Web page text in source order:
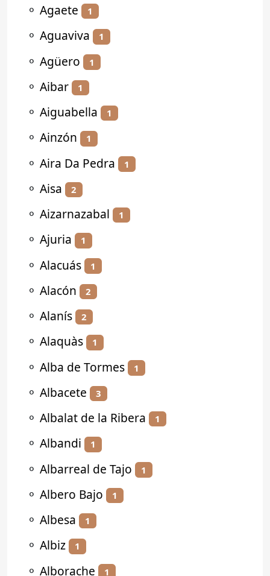
⚬ Agaete 1
⚬ Aguaviva 1
⚬ Agüero 1
⚬ Aibar 1
⚬ Aiguabella 1
⚬ Ainzón 1
⚬ Aira Da Pedra 1
⚬ Aisa 2
⚬ Aizarnazabal 1
⚬ Ajuria 1
⚬ Alacuás 1
⚬ Alacón 2
⚬ Alanís 2
⚬ Alaquàs 1
⚬ Alba de Tormes 1
⚬ Albacete 3
⚬ Albalat de la Ribera 1
⚬ Albandi 1
⚬ Albarreal de Tajo 1
⚬ Albero Bajo 1
⚬ Albesa 1
⚬ Albiz 1
⚬ Alborache 1